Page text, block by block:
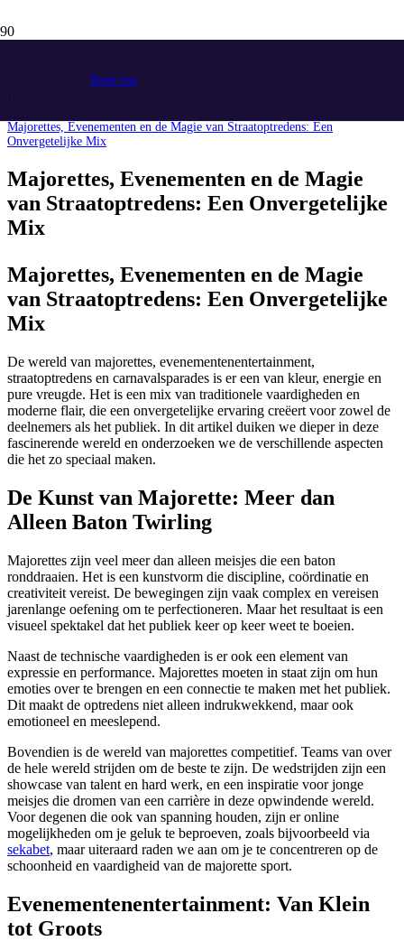
Boek ons
Majorettes, Evenementen en de Magie van Straatoptredens: Een
Onvergetelijke Mix
Majorettes, Evenementen en de Magie
van Straatoptredens: Een Onvergetelijke
Mix
Majorettes, Evenementen en de Magie
van Straatoptredens: Een Onvergetelijke
Mix
De wereld van majorettes, evenementenentertainment,
straatoptredens en carnavalsparades is er een van kleur, energie en
pure vreugde. Het is een mix van traditionele vaardigheden en
moderne flair, die een onvergetelijke ervaring creëert voor zowel de
deelnemers als het publiek. In dit artikel duiken we dieper in deze
fascinerende wereld en onderzoeken we de verschillende aspecten
die het zo speciaal maken.
De Kunst van Majorette: Meer dan
Alleen Baton Twirling
Majorettes zijn veel meer dan alleen meisjes die een baton
ronddraaien. Het is een kunstvorm die discipline, coördinatie en
creativiteit vereist. De bewegingen zijn vaak complex en vereisen
jarenlange oefening om te perfectioneren. Maar het resultaat is een
visueel spektakel dat het publiek keer op keer weet te boeien.
Naast de technische vaardigheden is er ook een element van
expressie en performance. Majorettes moeten in staat zijn om hun
emoties over te brengen en een connectie te maken met het publiek.
Dit maakt de optredens niet alleen indrukwekkend, maar ook
emotioneel en meeslepend.
Bovendien is de wereld van majorettes competitief. Teams van over
de hele wereld strijden om de beste te zijn. De wedstrijden zijn een
showcase van talent en hard werk, en een inspiratie voor jonge
meisjes die dromen van een carrière in deze opwindende wereld.
Voor degenen die ook van spanning houden, zijn er online
mogelijkheden om je geluk te beproeven, zoals bijvoorbeeld via
sekabet, maar uiteraard raden we aan om je te concentreren op de
schoonheid en vaardigheid van de majorette sport.
Evenementenentertainment: Van Klein
tot Groots